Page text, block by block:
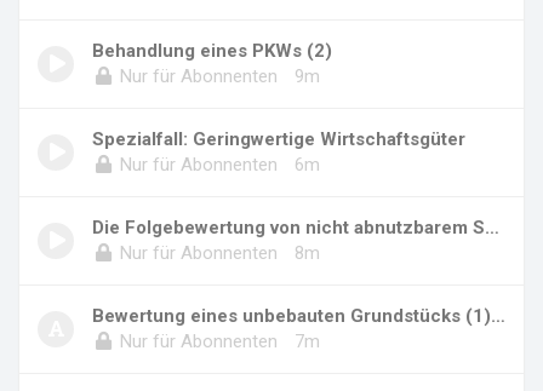
Behandlung eines PKWs (2)
Nur für Abonnenten
9m
Spezialfall: Geringwertige Wirtschaftsgüter
Nur für Abonnenten
6m
Die Folgebewertung von nicht abnutzbarem SAV
Nur für Abonnenten
8m
Bewertung eines unbebauten Grundstücks (1) [B...
Nur für Abonnenten
7m